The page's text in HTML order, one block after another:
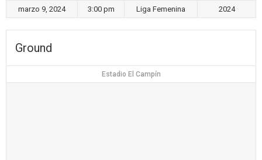
marzo 9, 2024 3:00 pm Liga Femenina 2024
Ground
Estadio El Campín